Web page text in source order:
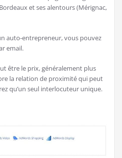
et ses alentours (Mérignac,
auto-entrepreneur, vous pouvez
email.
être le prix, généralement plus
la relation de proximité qui peut
qu’un seul interlocuteur unique.